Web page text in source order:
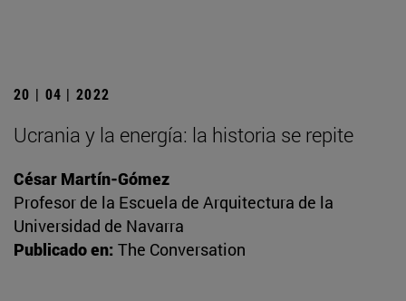
20 | 04 | 2022
Ucrania y la energía: la historia se repite
César Martín-Gómez
Profesor de la Escuela de Arquitectura de la
Universidad de Navarra
Publicado en: The Conversation